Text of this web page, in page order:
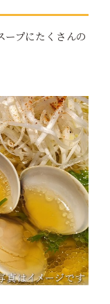
ープにたくさんの